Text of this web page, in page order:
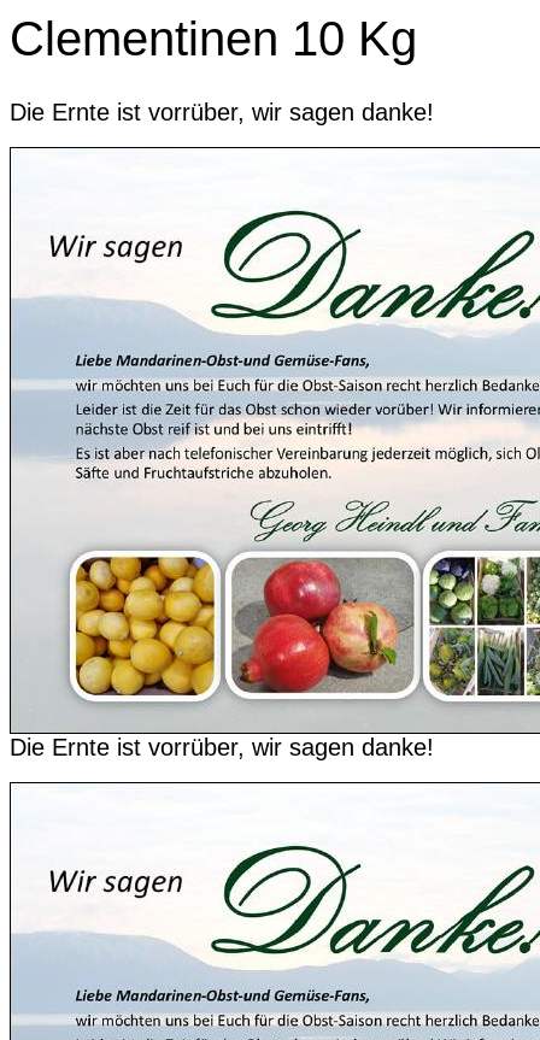
Clementinen 10 Kg
Die Ernte ist vorrüber, wir sagen danke!
Die Ernte ist vorrüber, wir sagen danke!